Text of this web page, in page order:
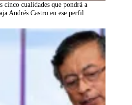
cualidades que pondrá a
Andrés Castro en ese perfil